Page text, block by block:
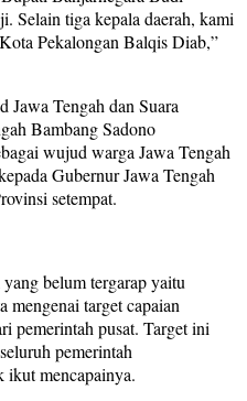
Selain tiga kepala daerah, kami
Pekalongan Balqis Diab,”
Tengah dan Suara
Bambang Sadono
wujud warga Jawa Tengah
Gubernur Jawa Tengah
setempat.
belum tergarap yaitu
mengenai target capaian
pemerintah pusat. Target ini
pemerintah
ikut mencapainya.